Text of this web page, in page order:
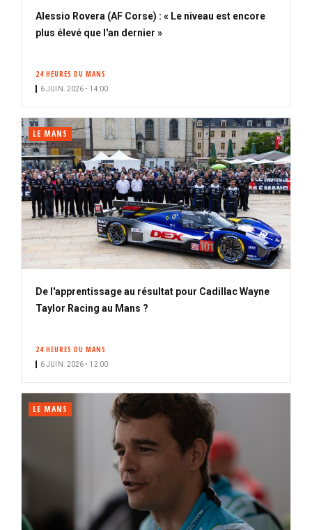
Alessio Rovera (AF Corse) : « Le niveau est encore
plus élevé que l'an dernier »
24 HEURES DU MANS
6 JUIN. 2026 • 14:00
LE MANS
De l'apprentissage au résultat pour Cadillac Wayne
Taylor Racing au Mans ?
24 HEURES DU MANS
6 JUIN. 2026 • 12:00
LE MANS